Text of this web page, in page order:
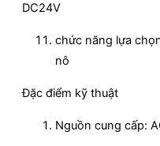
DC24V
chức năng lựa
nô
Đặc điểm kỹ thuật
Nguồn cung cấp: